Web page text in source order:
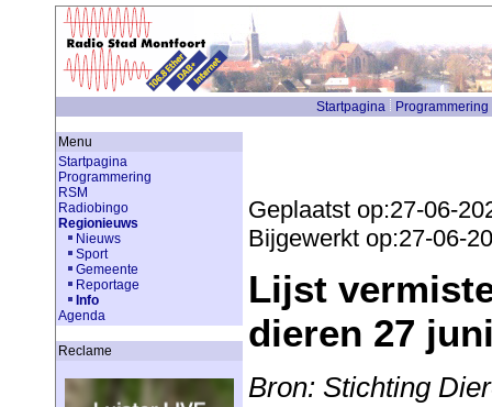
Startpagina Programmering
Menu
Startpagina
Programmering
RSM
Radiobingo
Regionieuws
Nieuws
Sport
Gemeente
Reportage
Info
Agenda
Reclame
Geplaatst op:27-06-
Bijgewerkt op:27-06-
Lijst
dieren 27
Bron: Stichting